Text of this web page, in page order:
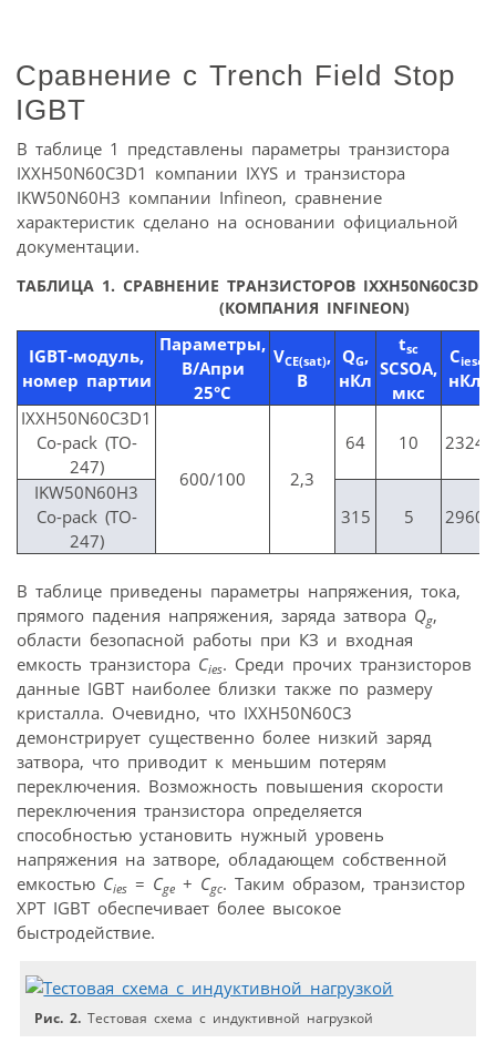
Сравнение с Trench Field Stop
IGBT
В таблице 1 представлены параметры транзистора
IXXH50N60C3D1 компании IXYS и транзистора
IKW50N60H3 компании Infineon, сравнение
характеристик сделано на основании официальной
документации.
ТАБЛИЦА 1. СРАВНЕНИЕ ТРАНЗИСТОРОВ IXXH50N60C3D1
(КОМПАНИЯ INFINEON)
IGBT-модуль,
номер партии
Параметры,
В/Aпри
25°C
VCE(sat),
В
QG,
нКл
tsc
SCSOA,
мкс
Cies,
нКл
IXXH50N60C3D1
Co-pack (TO-
247)
600/100 2,3
64 10 2324
IKW50N60H3
Co-pack (TO-
247)
315 5 2960
В таблице приведены параметры напряжения, тока,
прямого падения напряжения, заряда затвора Qg,
области безопасной работы при КЗ и входная
емкость транзистора Cies. Среди прочих транзисторов
данные IGBT наиболее близки также по размеру
кристалла. Очевидно, что IXXH50N60C3
демонстрирует существенно более низкий заряд
затвора, что приводит к меньшим потерям
переключения. Возможность повышения скорости
переключения транзистора определяется
способностью установить нужный уровень
напряжения на затворе, обладающем собственной
емкостью Cies = Cge + Cgc. Таким образом, транзистор
XPT IGBT обеспечивает более высокое
быстродействие.
Рис. 2. Тестовая схема с индуктивной нагрузкой